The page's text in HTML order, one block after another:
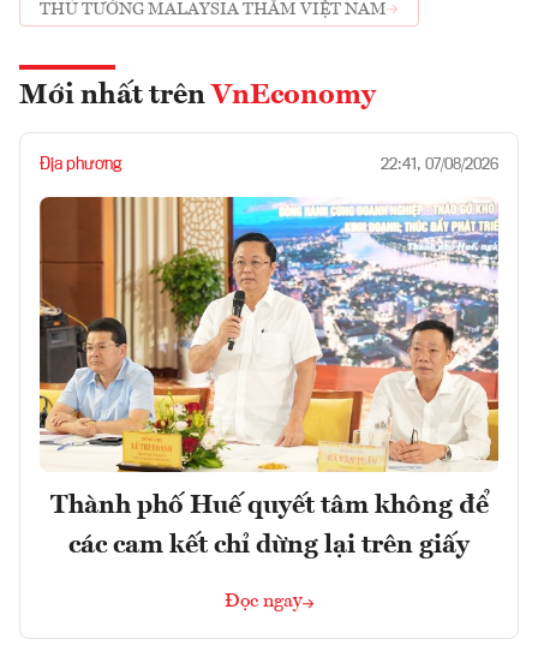
THỦ TƯỚNG MALAYSIA THĂM VIỆT NAM
Mới nhất trên VnEconomy
Địa phương 22:41, 07/08/2026
Thành phố Huế quyết tâm không để
các cam kết chỉ dừng lại trên giấy
Đọc ngay